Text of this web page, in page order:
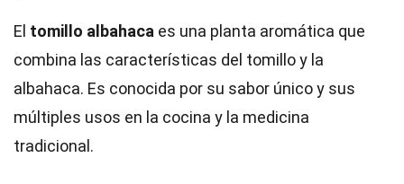
El tomillo albahaca es una planta aromática que
combina las características del tomillo y la
albahaca. Es conocida por su sabor único y sus
múltiples usos en la cocina y la medicina
tradicional.